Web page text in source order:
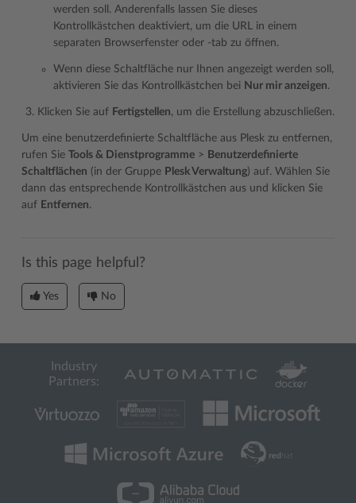
werden soll. Anderenfalls lassen Sie dieses
Kontrollkästchen deaktiviert, um die URL in einem
separaten Browserfenster oder -tab zu öffnen.
Wenn diese Schaltfläche nur Ihnen angezeigt werden soll,
aktivieren Sie das Kontrollkästchen bei Nur mir anzeigen.
Klicken Sie auf Fertigstellen, um die Erstellung abzuschließen.
Um eine benutzerdefinierte Schaltfläche aus Plesk zu entfernen,
rufen Sie Tools & Dienstprogramme > Benutzerdefinierte
Schaltflächen (in der Gruppe Plesk Verwaltung) auf. Wählen Sie
dann das entsprechende Kontrollkästchen aus und klicken Sie
auf Entfernen.
Is this page helpful?
Yes No
Industry
Partners: